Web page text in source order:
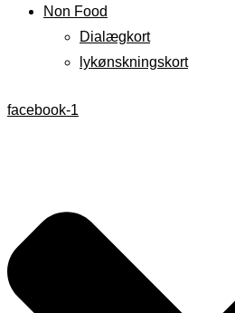
Non Food
Dialægkort
lykønskningskort
facebook-1